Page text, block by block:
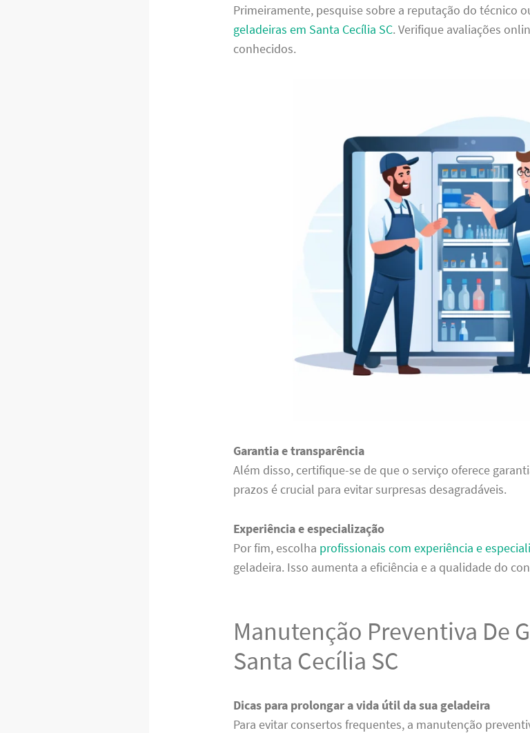
Primeiramente, pesquise sobre a reputação do técnico
geladeiras em Santa Cecília SC. Verifique avaliações
conhecidos.
Garantia e transparência
Além disso, certifique-se de que o serviço oferece
prazos é crucial para evitar surpresas desagradáveis.
Experiência e especialização
Por fim, escolha profissionais com experiência e
geladeira. Isso aumenta a eficiência e a qualidade do
Manutenção Preventiva De
Santa Cecília SC
Dicas para prolongar a vida útil da sua geladeira
Para evitar consertos frequentes, a manutenção